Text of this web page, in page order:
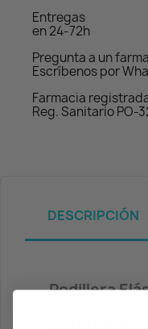
Entregas
en 24-72h
Pregunta a un
Escríbenos por
Farmacia
Reg. Sanitario PO-
DESCRIPCIÓN
Rodillera